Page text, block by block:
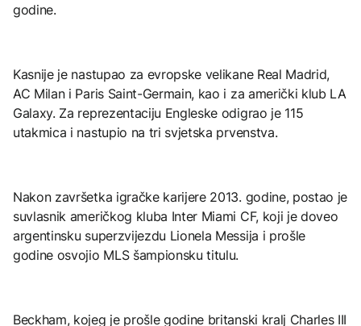
godine.
Kasnije je nastupao za evropske velikane Real Madrid,
AC Milan i Paris Saint-Germain, kao i za američki klub LA
Galaxy. Za reprezentaciju Engleske odigrao je 115
utakmica i nastupio na tri svjetska prvenstva.
Nakon završetka igračke karijere 2013. godine, postao je
suvlasnik američkog kluba Inter Miami CF, koji je doveo
argentinsku superzvijezdu Lionela Messija i prošle
godine osvojio MLS šampionsku titulu.
Beckham, kojeg je prošle godine britanski kralj Charles III